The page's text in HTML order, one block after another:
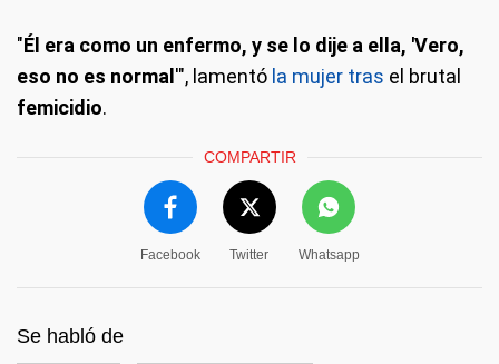
"Él era como un enfermo, y se lo dije a ella, 'Vero,
eso no es normal '", lamentó la mujer tras el brutal
femicidio.
COMPARTIR
Facebook Twitter Whatsapp
Se habló de